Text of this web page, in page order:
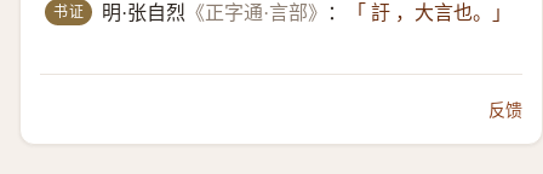
书证 明·张自烈 《正字通·言部》 ： 「 訏 ，大言也。」
反馈